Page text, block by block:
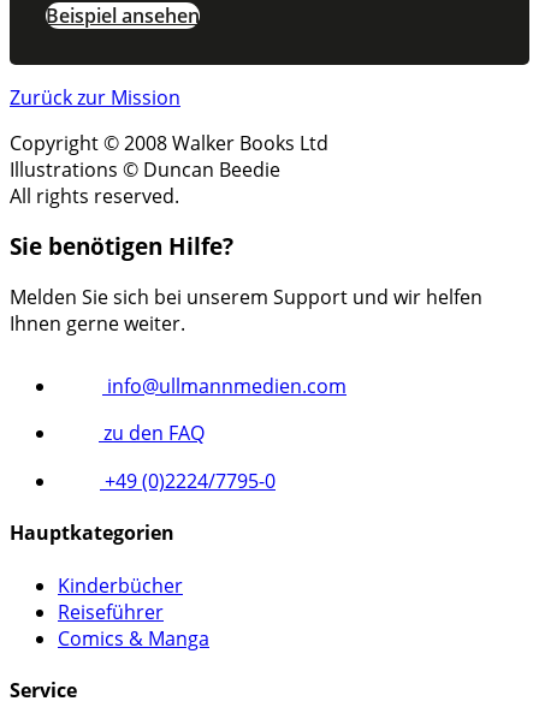
Beispiel ansehen
Zurück zur Mission
Copyright © 2008 Walker Books Ltd
Illustrations © Duncan Beedie
All rights reserved.
Sie benötigen Hilfe?
Melden Sie sich bei unserem Support und wir helfen
Ihnen gerne weiter.
info@ullmannmedien.com
zu den FAQ
+49 (0)2224/7795-0
Hauptkategorien
Kinderbücher
Reiseführer
Comics & Manga
Service